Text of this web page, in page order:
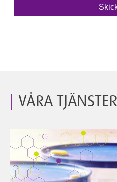
VÅRA TJÄNSTER